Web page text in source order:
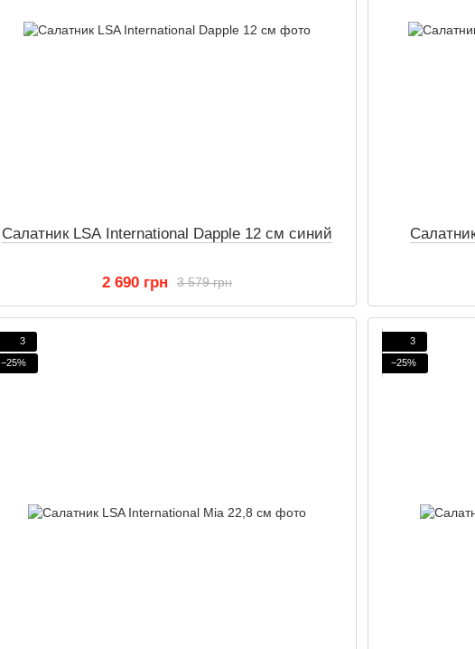
Салатник LSA International Dapple 12 см синий
3 579 грн
2 690 грн
3
−25%
3
−25%